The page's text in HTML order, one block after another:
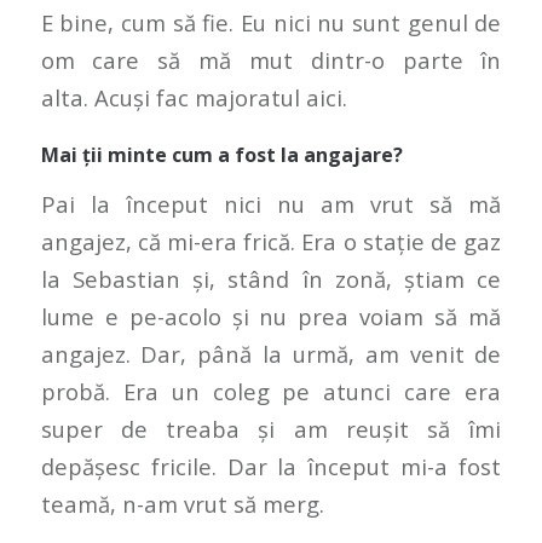
E bine, cum să fie. Eu nici nu sunt genul de
om care să mă mut dintr-o parte în
alta. Acuși fac majoratul aici.
Mai ții minte cum a fost la angajare?
Pai la început nici nu am vrut să mă
angajez, că mi-era frică. Era o stație de gaz
la Sebastian și, stând în zonă, știam ce
lume e pe-acolo și nu prea voiam să mă
angajez. Dar, până la urmă, am venit de
probă. Era un coleg pe atunci care era
super de treaba și am reușit să îmi
depășesc fricile. Dar la început mi-a fost
teamă, n-am vrut să merg.